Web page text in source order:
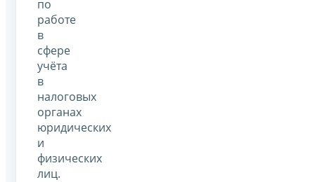
по
работе
в
сфере
учёта
в
налоговых
органах
юридических
и
физических
лиц.